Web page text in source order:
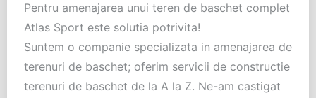
Pentru amenajarea unui teren de baschet complet
Atlas Sport este solutia potrivita!
Suntem o companie specializata in amenajarea de
terenuri de baschet; oferim servicii de constructie
terenuri de baschet de la A la Z. Ne-am castigat